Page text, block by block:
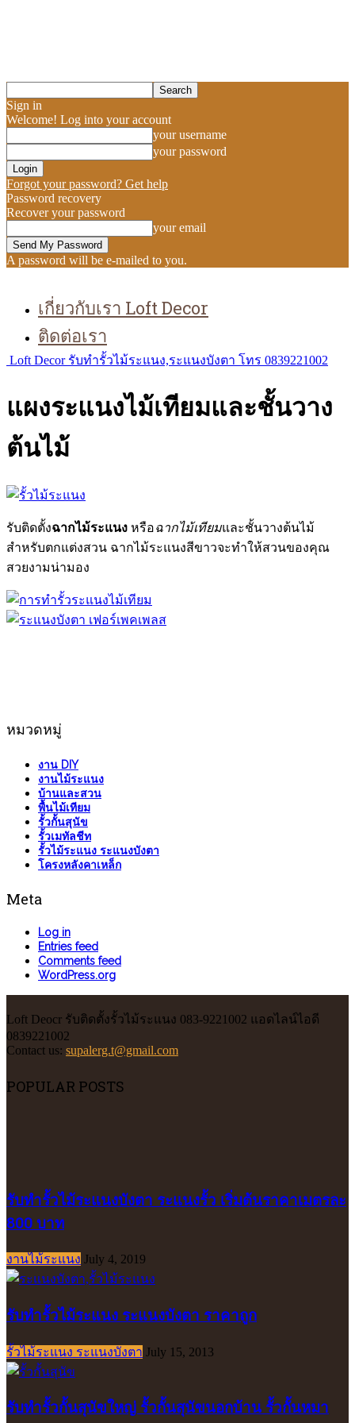
Sign in
Welcome! Log into your account
your username
your password
Forgot your password? Get help
Password recovery
Recover your password
your email
A password will be e-mailed to you.
เกี่ยวกับเรา Loft Decor
ติดต่อเรา
Loft Decor รับทำรั้วไม้ระแนง,ระแนงบังตา โทร 0839221002
แผงระแนงไม้เทียมและชั้นวาง
ต้นไม้
รับติดตั้งฉากไม้ระแนง หรือฉากไม้เทียมและชั้นวางต้นไม้
สำหรับตกแต่งสวน ฉากไม้ระแนงสีขาวจะทำให้สวนของคุณ
สวยงามน่ามอง
หมวดหมู่
งาน DIY
งานไม้ระแนง
บ้านและสวน
พื้นไม้เทียม
รั้วกั้นสุนัข
รั้วเมทัลชีท
รั้วไม้ระแนง ระแนงบังตา
โครงหลังคาเหล็ก
Meta
Log in
Entries feed
Comments feed
WordPress.org
Loft Deocr รับติดตั้งรั้วไม้ระแนง 083-9221002 แอดไลน์ไอดี
0839221002
Contact us: supalerg.t@gmail.com
POPULAR POSTS
รับทำรั้วไม้ระแนงบังตา ระแนงรั้ว เริ่มต้นราคาเมตรละ
800 บาท
งานไม้ระแนง July 4, 2019
รับทำรั้วไม้ระแนง ระแนงบังตา ราคาถูก
รั้วไม้ระแนง ระแนงบังตา July 15, 2013
รับทำรั้วกั้นสุนัขใหญ่ รั้วกั้นสุนัขนอกบ้าน รั้วกั้นหมา